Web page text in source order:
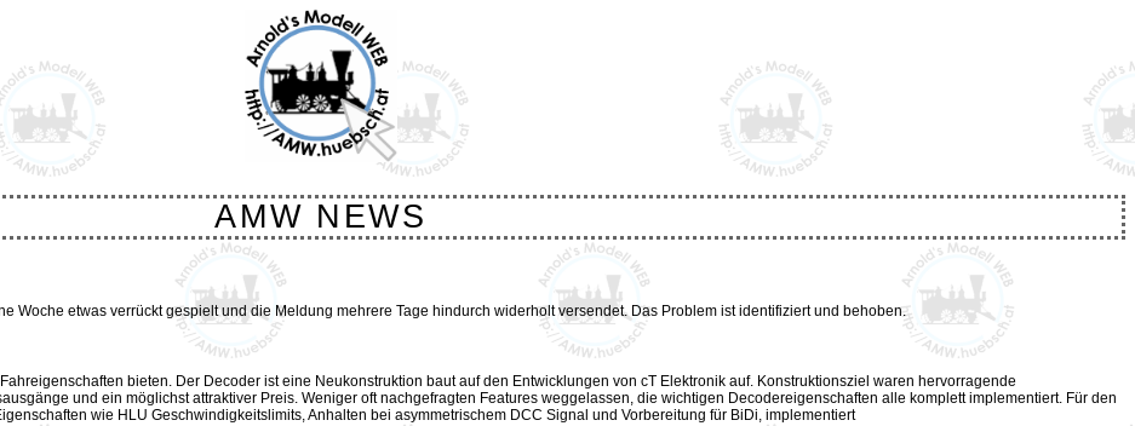
AMW NEWS
Woche etwas verrückt gespielt und die Meldung mehrere Tage hindurch widerholt versendet. Das Problem ist identifiziert und behoben.
bieten. Der Decoder ist eine Neukonstruktion baut auf den Entwicklungen von cT Elektronik auf. Konstruktionsziel waren hervorragende
und ein möglichst attraktiver Preis. Weniger oft nachgefragten Features weggelassen, die wichtigen Decodereigenschaften alle komplett implementiert. Für den
wie HLU Geschwindigkeitslimits, Anhalten bei asymmetrischem DCC Signal und Vorbereitung für BiDi, implementiert